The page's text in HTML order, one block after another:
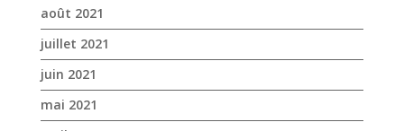
mars 2021
février 2021
janvier 2021
novembre 2020